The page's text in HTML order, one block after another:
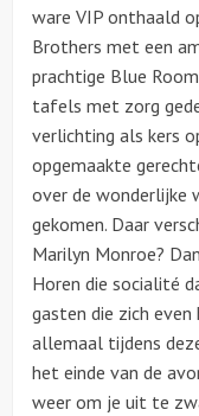
ware VIP onthaald
Brothers met een
prachtige Blue
tafels met zorg
verlichting als kers
opgemaakte
over de wonderlijke
gekomen. Daar
Marilyn Monroe?
Horen die socialité
gasten die zich
allemaal tijdens
het einde van de
weer om je uit te